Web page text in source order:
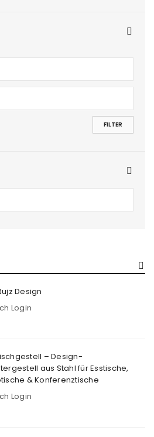
FILTER
Design
Login
– Design-
aus Stahl für Esstische,
& Konferenztische
Login